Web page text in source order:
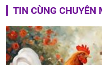
TIN CÙNG CHUYÊN